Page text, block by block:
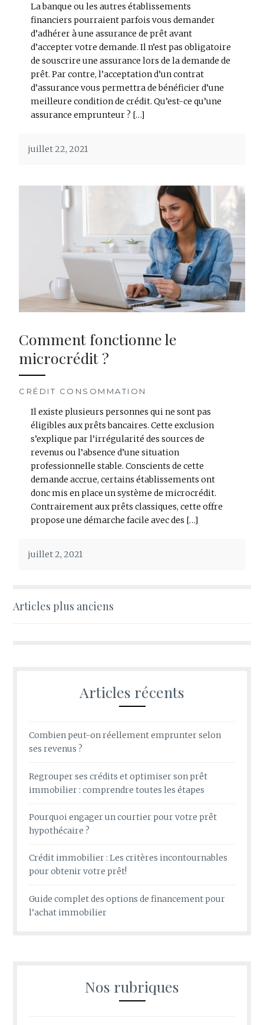
La banque ou les autres établissements
financiers pourraient parfois vous demander
d’adhérer à une assurance de prêt avant
d’accepter votre demande. Il n’est pas obligatoire
de souscrire une assurance lors de la demande de
prêt. Par contre, l’acceptation d’un contrat
d’assurance vous permettra de bénéficier d’une
meilleure condition de crédit. Qu’est-ce qu’une
assurance emprunteur ? […]
juillet 22, 2021
Comment fonctionne le
microcrédit ?
CRÉDIT CONSOMMATION
Il existe plusieurs personnes qui ne sont pas
éligibles aux prêts bancaires. Cette exclusion
s’explique par l’irrégularité des sources de
revenus ou l’absence d’une situation
professionnelle stable. Conscients de cette
demande accrue, certains établissements ont
donc mis en place un système de microcrédit.
Contrairement aux prêts classiques, cette offre
propose une démarche facile avec des […]
juillet 2, 2021
Navigation
Articles plus anciens
Articles récents
Combien peut-on réellement emprunter selon
ses revenus ?
Regrouper ses crédits et optimiser son prêt
immobilier : comprendre toutes les étapes
Pourquoi engager un courtier pour votre prêt
hypothécaire ?
Crédit immobilier : Les critères incontournables
pour obtenir votre prêt!
Guide complet des options de financement pour
l’achat immobilier
Nos rubriques